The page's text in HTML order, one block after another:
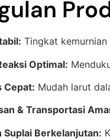
Tingkat
Optimal:
Cepat: Mudah larut
& Transportasi
Suplai Berkelanjutan: